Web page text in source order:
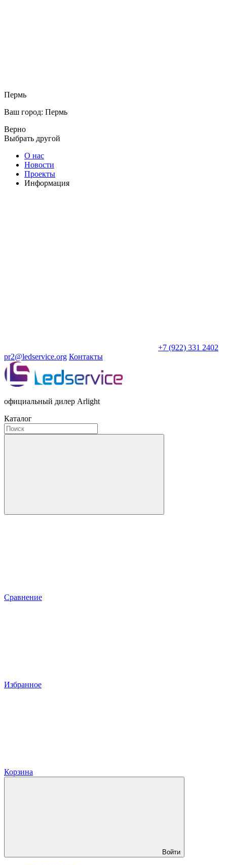
Пермь
Ваш город: Пермь
Верно
Выбрать другой
О нас
Новости
Проекты
Информация
+7 (922) 331 2402
pr2@ledservice.org Контакты
официальный дилер Arlight
Каталог
Сравнение
Избранное
Корзина
Войти